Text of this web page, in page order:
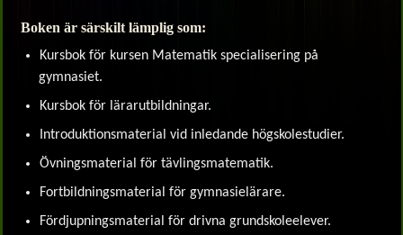
Boken är särskilt lämplig som:
Kursbok för kursen Matematik specialisering på
gymnasiet.
Kursbok för lärarutbildningar.
Introduktionsmaterial vid inledande högskolestudier.
Övningsmaterial för tävlingsmatematik.
Fortbildningsmaterial för gymnasielärare.
Fördjupningsmaterial för drivna grundskoleelever.